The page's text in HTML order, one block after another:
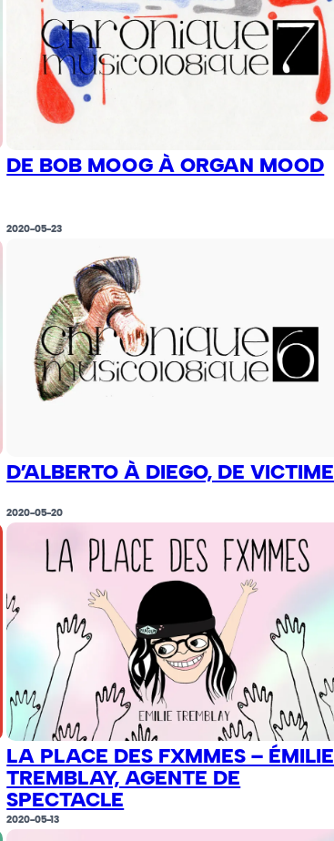
DE BOB MOOG À ORGAN MOOD
2020-05-23
D’ALBERTO À DIEGO, DE VICTIME
2020-05-20
LA PLACE DES FXMMES – ÉMILIE
TREMBLAY, AGENTE DE
SPECTACLE
2020-05-13